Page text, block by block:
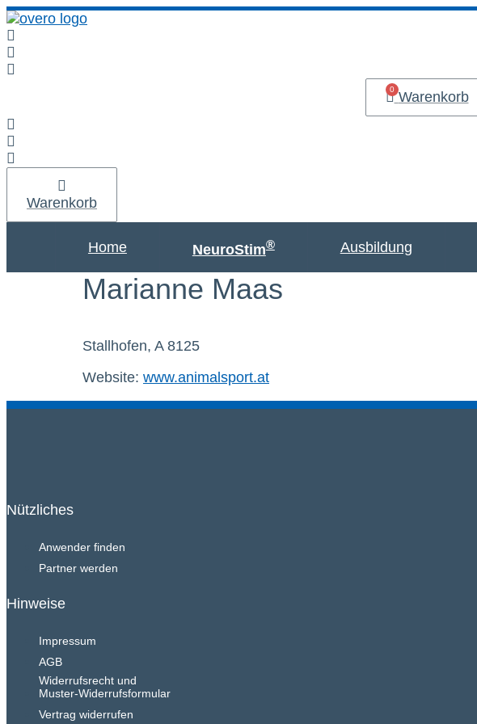
Zum
Inhalt
springen
Warenkorb
Warenkorb
Home NeuroStim® Ausbildung
Marianne Maas
Stallhofen, A 8125
Website: www.animalsport.at
Nützliches
Anwender finden
Partner werden
Hinweise
Impressum
AGB
Widerrufsrecht und
Muster-Widerrufsformular
Vertrag widerrufen